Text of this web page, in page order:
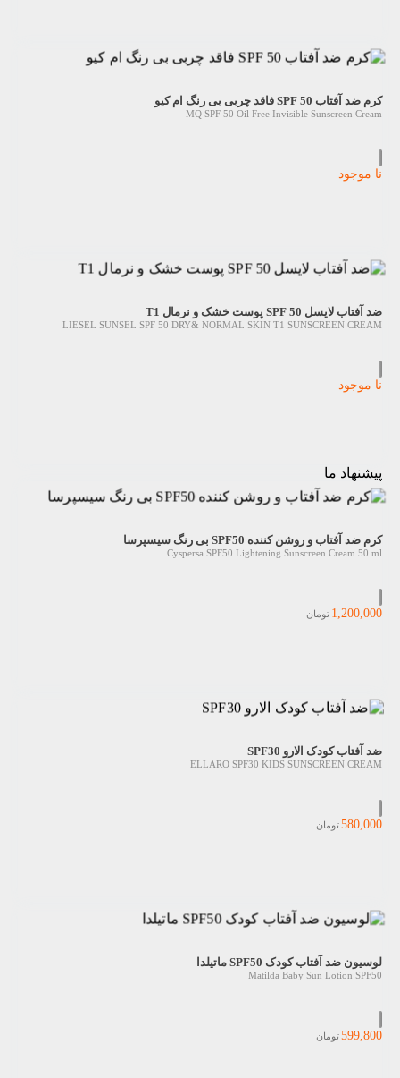
کرم ضد آفتاب SPF 50 فاقد چربی بی رنگ ام کیو
MQ SPF 50 Oil Free Invisible Sunscreen Cream
نا موجود
ضد آفتاب لایسل SPF 50 پوست خشک و نرمال T1
LIESEL SUNSEL SPF 50 DRY& NORMAL SKIN T1 SUNSCREEN CREAM
نا موجود
پیشنهاد ما
کرم ضد آفتاب و روشن کننده SPF50 بی رنگ سیسپرسا
Cyspersa SPF50 Lightening Sunscreen Cream 50 ml
1,200,000 تومان
ضد آفتاب کودک الارو SPF30
ELLARO SPF30 KIDS SUNSCREEN CREAM
580,000تومان
لوسیون ضد آفتاب کودک SPF50 ماتیلدا
Matilda Baby Sun Lotion SPF50
599,800تومان